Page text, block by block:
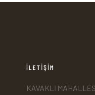
İLETİŞİM
KAVAKLI